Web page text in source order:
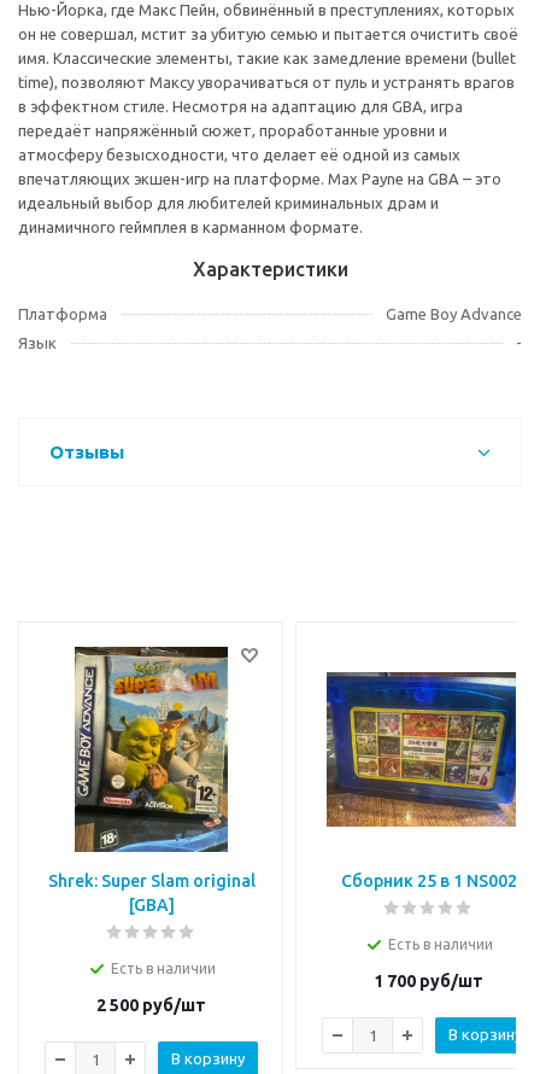
Нью-Йорка, где Макс Пейн, обвинённый в преступлениях, которых
он не совершал, мстит за убитую семью и пытается очистить своё
имя. Классические элементы, такие как замедление времени (bullet
time), позволяют Максу уворачиваться от пуль и устранять врагов
в эффектном стиле. Несмотря на адаптацию для GBA, игра
передаёт напряжённый сюжет, проработанные уровни и
атмосферу безысходности, что делает её одной из самых
впечатляющих экшен-игр на платформе. Max Payne на GBA – это
идеальный выбор для любителей криминальных драм и
динамичного геймплея в карманном формате.
Характеристики
Платформа
Game Boy Advance
Язык
-
Отзывы
Shrek: Super Slam original
[GBA]
Есть в наличии
2 500 руб/шт
В корзину
Сборник 25 в 1 NS002
Есть в наличии
1 700 руб/шт
В корзину